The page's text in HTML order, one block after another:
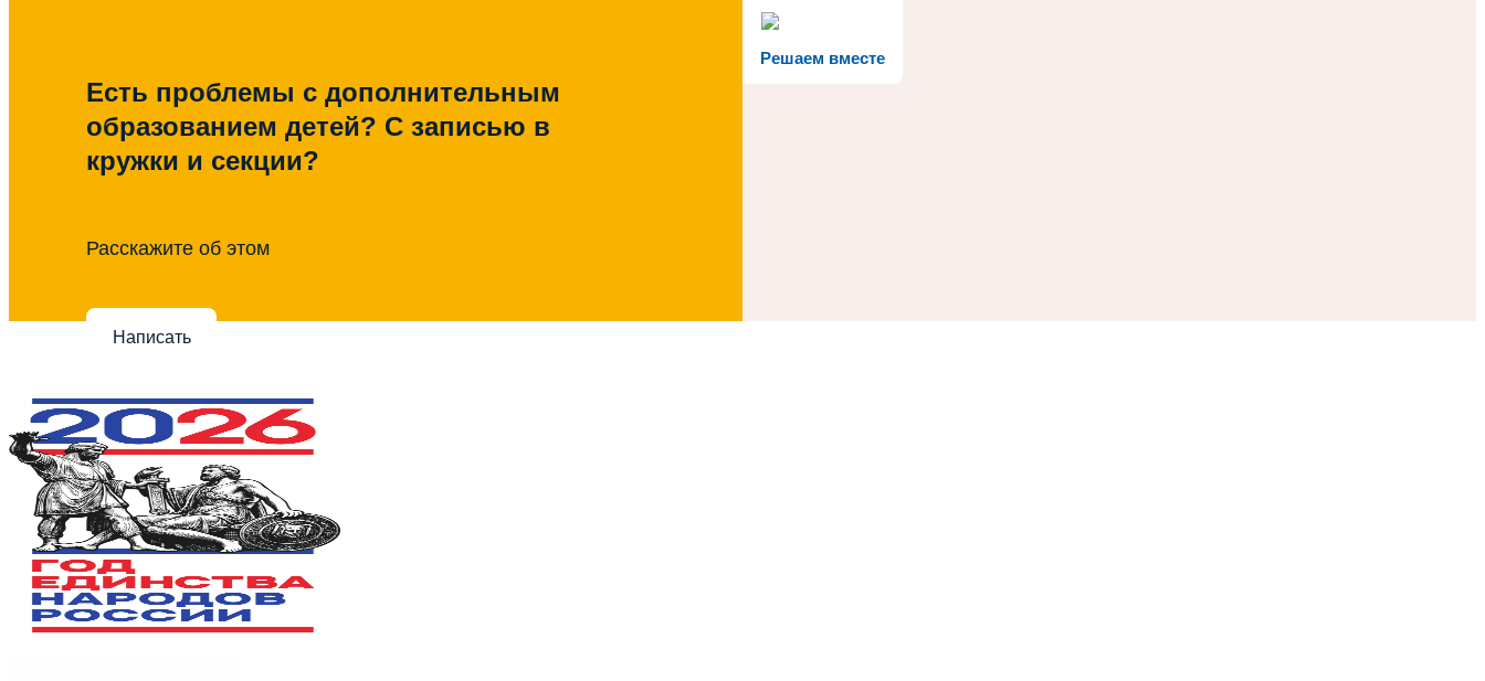
Решаем вместе
Есть проблемы с дополнительным
образованием детей? С записью в
кружки и секции?
Расскажите об этом
Написать